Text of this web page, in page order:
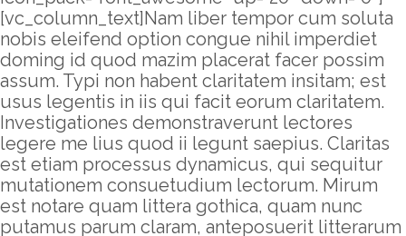
[vc_column_text]Nam liber tempor cum soluta
nobis eleifend option congue nihil imperdiet
doming id quod mazim placerat facer possim
assum. Typi non habent claritatem insitam; est
usus legentis in iis qui facit eorum claritatem.
Investigationes demonstraverunt lectores
legere me lius quod ii legunt saepius. Claritas
est etiam processus dynamicus, qui sequitur
mutationem consuetudium lectorum. Mirum
est notare quam littera gothica, quam nunc
putamus parum claram, anteposuerit litterarum